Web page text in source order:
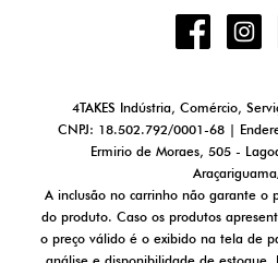
4TAKES Indústria, Comércio,
CNPJ: 18.502.792/0001-68 |
Ermirio de Moraes, 505 -
A inclusão no carrinho não garante o
do produto. Caso os produtos
o preço válido é o exibido na tela de